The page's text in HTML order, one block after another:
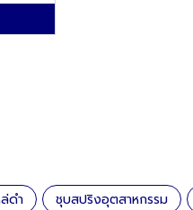
ดำ ชุบสปริงอุตสาหกรรม